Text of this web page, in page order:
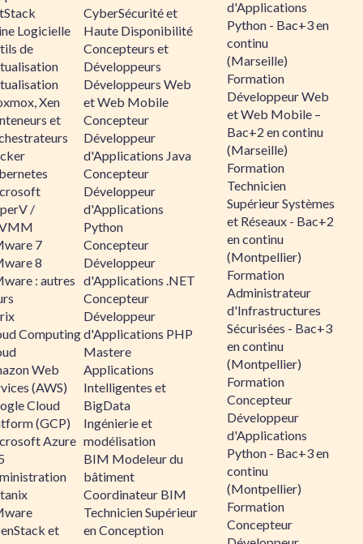
Logicielle
de
Xen
et
/
7
8
: autres
Computing
Web
(AWS)
Cloud
(GCP)
Azure
et
CyberSécurité et
Haute Disponibilité
Concepteurs et
Développeurs
Développeurs Web
et Web Mobile
Concepteur
Développeur
d'Applications Java
Concepteur
Développeur
d'Applications
Python
Concepteur
Développeur
d'Applications .NET
Concepteur
Développeur
d'Applications PHP
Mastere
Applications
Intelligentes et
BigData
Ingénierie et
modélisation
BIM Modeleur du
bâtiment
Coordinateur BIM
Technicien Supérieur
en Conception
d'Applications
Python - Bac+3 en
continu
(Marseille)
Formation
Développeur Web
et Web Mobile –
Bac+2 en continu
(Marseille)
Formation
Technicien
Supérieur Systèmes
et Réseaux - Bac+2
en continu
(Montpellier)
Formation
Administrateur
d'Infrastructures
Sécurisées - Bac+3
en continu
(Montpellier)
Formation
Concepteur
Développeur
d'Applications
Python - Bac+3 en
continu
(Montpellier)
Formation
Concepteur